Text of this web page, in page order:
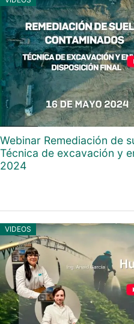
Webinar Remediación de
Técnica de excavación y
2024
VIDEOS